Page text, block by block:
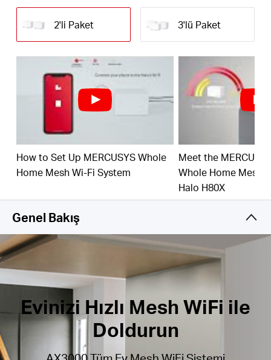
Tüm Evi Kapsama –Evinizdeki WiFi ölü bölgelerini
ortadan kaldırarak 5.000 ft² (460 m²) alana kadar
yüksek hızlı WiFi ile kapsama alanı sağlayın.†
150'den Fazla Cihaz Bağlayın –150'den fazla cihaza
hızlı ve kararlı bağlantılar sağlayın.
Ev Ağınızı Kolayca Yönetin –
MERCUSYS App'ini
kullanarak WiFi'ınızı hızla kurun ve yönetin. Ayrıca
çocuklarınızın çevrimiçi sürelerini ve içeriklerini de
yönetebilirsiniz.
Gigabit portu ile ışık hızında kablolu bağlantılar.**
*Lütfen Halo H serisi ve S serisinin birlikte
çalışamayacağını unutmayın.
2'li Paket 3'lü Paket
How to Set Up MERCUSYS Whole
Home Mesh Wi-Fi System
Meet the
Whole Home Mesh
Halo H80X
Genel Bakış
Evinizi Hızlı Mesh WiFi ile
Doldurun